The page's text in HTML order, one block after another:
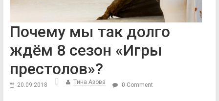
Почему мы так долго
ждём 8 сезон «Игры
престолов»?
20.09.2018 Тина Азова 0 Comment